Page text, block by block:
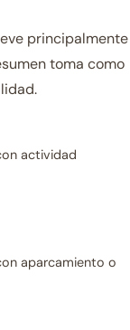
principalmente
toma como
actividad
aparcamiento o